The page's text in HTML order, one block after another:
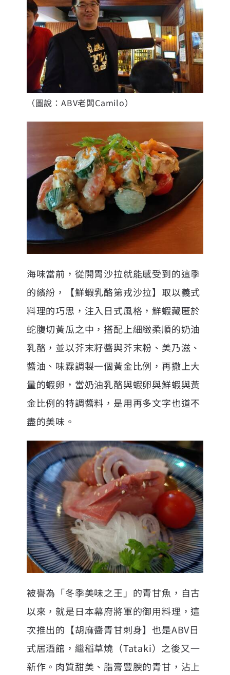
（圖說：ABV老闆Camilo）
海味當前，從開胃沙拉就能感受到的這季
的繽紛，【鮮蝦乳酪第戎沙拉】取以義式
料理的巧思，注入日式風格，鮮蝦藏匿於
蛇腹切黃瓜之中，搭配上細緻柔順的奶油
乳酪，並以芥末籽醬與芥末粉、美乃滋、
醬油、味霖調製一個黃金比例，再撒上大
量的蝦卵，當奶油乳酪與蝦卵與鮮蝦與黃
金比例的特調醬料，是用再多文字也道不
盡的美味。
被譽為「冬季美味之王」的青甘魚，自古
以來，就是日本幕府將軍的御用料理，這
次推出的【胡麻醬青甘刺身】也是ABV日
式居酒館，繼稻草燒（Tataki）之後又一
新作。肉質甜美、脂膏豐腴的青甘，沾上